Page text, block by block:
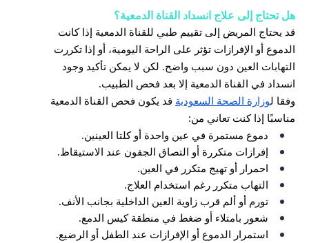
هل تحتاج إلى علاج انسداد القناة الدمعية؟
قد يحتاج المريض إلى تقييم طبي للقناة الدمعية إذا كانت
الدموع أو الإفرازات تؤثر على الراحة اليومية، أو إذا تكررت
التهابات العين دون سبب واضح. لكن لا يمكن تأكيد وجود
انسداد في القناة الدمعية إلا بعد فحص الطبيب.
وفقا لوزارة الصحة السعودية قد يكون فحص القناة الدمعية
مناسبًا إذا كنت تعاني من:
دموع مستمرة في عين واحدة أو كلتا العينين.
إفرازات متكررة أو التصاق الجفون عند الاستيقاظ.
احمرار أو تهيج متكرر في العين.
التهاب متكرر رغم استخدام العلاج.
تورم أو ألم قرب زاوية العين الداخلية بجانب الأنف.
شعور بامتلاء أو ضغط في منطقة كيس الدمع.
استمرار الدموع أو الإفرازات عند الطفل أو الرضيع.